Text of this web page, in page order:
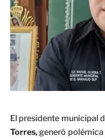
El presidente municipal
Torres,generó polémica